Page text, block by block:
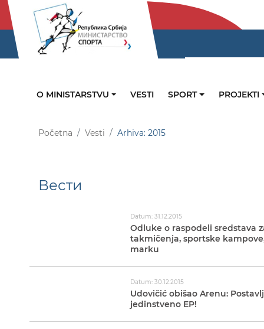
O MINISTARSTVU VESTI SPORT PROJEKTI
Početna Vesti Arhiva: 2015
Вести
Datum: 31.12.2015
Odluke o raspodeli sredstava
takmičenja, sportske
marku
Datum: 30.12.2015
Udovičić obišao Arenu:
jedinstveno EP!